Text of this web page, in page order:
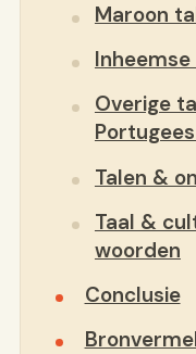
Maroon
Overige
Talen &
Taal &
woorden
Conclusie